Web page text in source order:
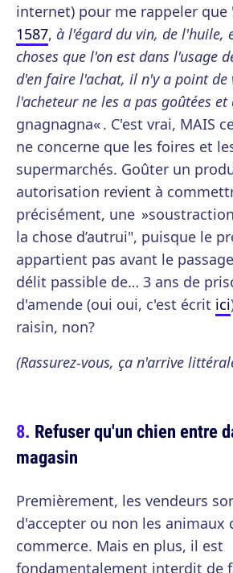
internet) pour me rappeler que
1587, à l'égard du vin, de l'huile,
choses que l'on est dans l'usage
d'en faire l'achat, il n'y a point de
l'acheteur ne les a pas goûtées et
gnagnagna« . C'est vrai, MAIS
ne concerne que les foires et
supermarchés. Goûter un
autorisation revient à
précisément, une
la chose d’autrui", puisque le
appartient pas avant le
délit passible de… 3 ans de
d'amende (oui oui, c'est écrit ici
raisin, non?
(Rassurez-vous, ça n'arrive
Refuser qu'un chien entre
magasin
Premièrement, les vendeurs
d'accepter ou non les animaux
commerce. Mais en plus, il est
fondamentalement interdit de